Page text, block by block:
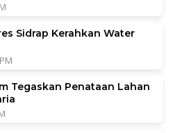
Sidrap Kerahkan Water
Tegaskan Penataan Lahan